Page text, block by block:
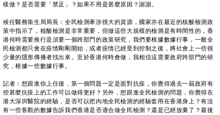
樣做？是否需要「禁足」？如果不用是甚麼原因？謝謝。
候任醫務衞生局局長：全民檢測牽涉很大的資源，國家亦在最近的核酸檢測政
策中指示了，核酸檢測是非常重要，但做這些大規模的檢測是有時間性的，香
港何時需要推行是須要一個跨部門的政策研究，我們要根據數據行事，一般全
民檢測都只會在疫情剛剛開始，或者疫情已經受到控制之後，將社會上一些很
少量的隱形傳播者找出來。至於香港何時會做，我相信這需要政府跨部門的研
究，根據一些數據行事。
記者：想跟進你上任後，第一個問題一定是面對抗疫，你覺得過去一屆政府有
些甚麼抗疫上的工作可以做得更好？另外，想跟進全民檢測的問題，你覺得在
港大深圳醫院的經驗，是否可以把內地全民檢測的經驗套用在香港身上？有沒
有一些客觀的數據告訴我們香港是否適合做全民檢測？還是已經放棄了？最後